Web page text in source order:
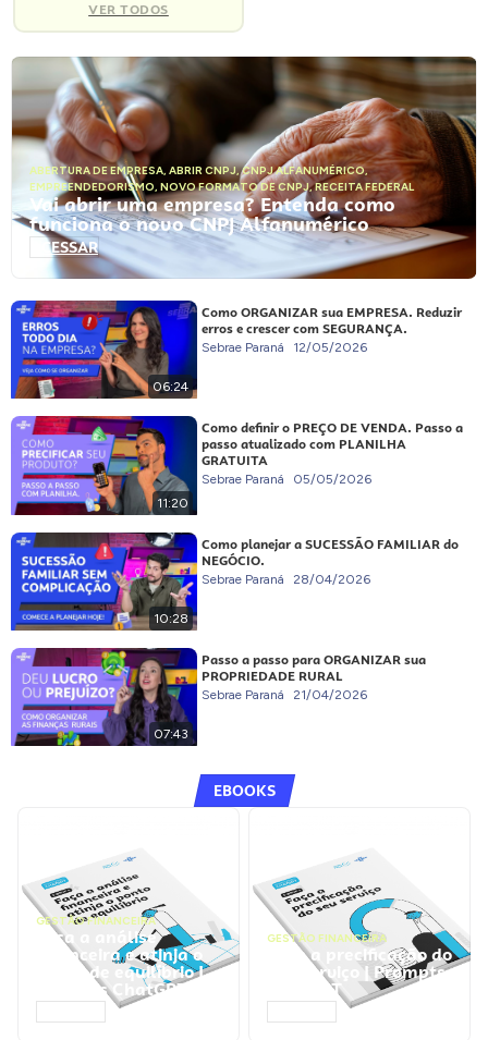
VER TODOS
ABERTURA DE EMPRESA, ABRIR CNPJ,CNPJ ALFANUMÉRICO,
EMPREENDEDORISMO, NOVO FORMATO DE CNPJ,RECEITA FEDERAL
Vai abrir uma empresa? Entenda como
funciona o novo CNPJ Alfanumérico
ACESSAR
06:24
Como ORGANIZAR sua EMPRESA. Reduzir
erros e crescer com SEGURANÇA.
Sebrae Paraná 12/05/2026
11:20
Como definir o PREÇO DE VENDA. Passo a
passo atualizado com PLANILHA
GRATUITA
Sebrae Paraná 05/05/2026
10:28
Como planejar a SUCESSÃO FAMILIAR do
NEGÓCIO.
Sebrae Paraná 28/04/2026
07:43
Passo a passo para ORGANIZAR sua
PROPRIEDADE RURAL
Sebrae Paraná 21/04/2026
EBOOKS
GESTÃO FINANCEIRA
Faça a análise
financeira e atinja o
ponto de equilíbrio |
Prompts ChatGPT
GESTÃO FINANCEIRA
Faça a precificação do
seu serviço | Prompts
ChatGPT